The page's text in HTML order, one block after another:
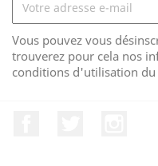
Vous pouvez vous
trouverez pour cela nos
conditions d'utilisation du